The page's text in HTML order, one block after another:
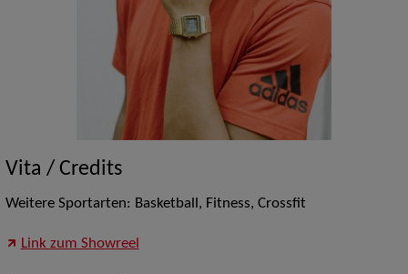
Vita / Credits
Weitere Sportarten: Basketball, Fitness, Crossfit
Link zum Showreel